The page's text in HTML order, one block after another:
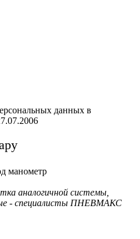
данных в
манометр
аналогичной системы,
- специалисты ПНЕВМАКС